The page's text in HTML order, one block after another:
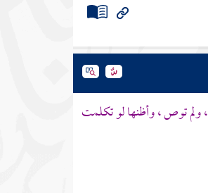
ولم توص ، وأظنها لو تكلمت